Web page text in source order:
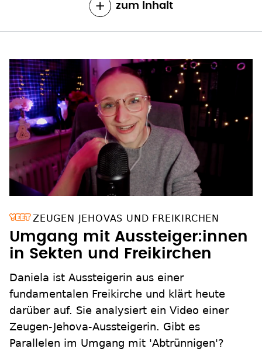
zum Inhalt
ZEUGEN JEHOVAS UND FREIKIRCHEN
Umgang mit Aussteiger:innen
in Sekten und Freikirchen
Daniela ist Aussteigerin aus einer
fundamentalen Freikirche und klärt heute
darüber auf. Sie analysiert ein Video einer
Zeugen-Jehova-Aussteigerin. Gibt es
Parallelen im Umgang mit 'Abtrünnigen'?